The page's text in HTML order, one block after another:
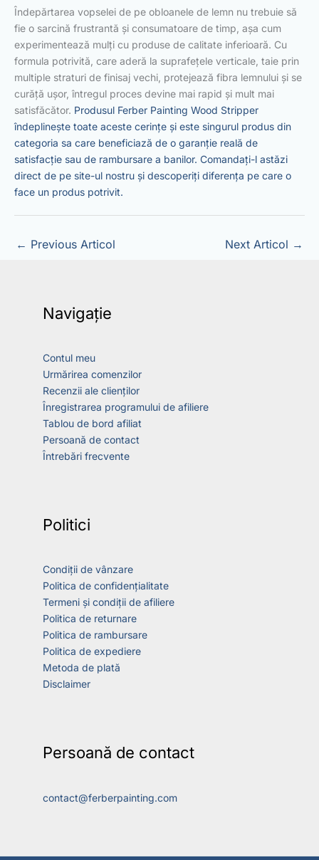
Îndepărtarea vopselei de pe obloanele de lemn nu trebuie să
fie o sarcină frustrantă și consumatoare de timp, așa cum
experimentează mulți cu produse de calitate inferioară. Cu
formula potrivită, care aderă la suprafețele verticale, taie prin
multiple straturi de finisaj vechi, protejează fibra lemnului și se
curăță ușor, întregul proces devine mai rapid și mult mai
satisfăcător. Produsul Ferber Painting Wood Stripper
îndeplinește toate aceste cerințe și este singurul produs din
categoria sa care beneficiază de o garanție reală de
satisfacție sau de rambursare a banilor. Comandați-l astăzi
direct de pe site-ul nostru și descoperiți diferența pe care o
face un produs potrivit.
← Previous Articol Next Articol →
Navigație
Contul meu
Urmărirea comenzilor
Recenzii ale clienților
Înregistrarea programului de afiliere
Tablou de bord afiliat
Persoană de contact
Întrebări frecvente
Politici
Condiții de vânzare
Politica de confidențialitate
Termeni și condiții de afiliere
Politica de returnare
Politica de rambursare
Politica de expediere
Metoda de plată
Disclaimer
Persoană de contact
contact@ferberpainting.com